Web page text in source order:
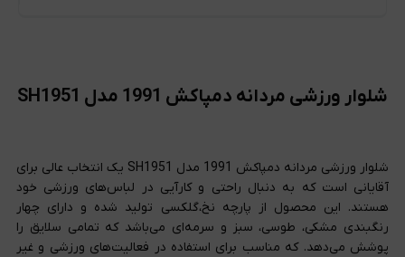
شلوار ورزشی مردانه دمپاکش 1991 مدل SH1951
شلوار ورزشی مردانه دمپاکش 1991 مدل SH1951 یک انتخاب عالی برای
آقایانی است که به دنبال راحتی و کارآیی در لباس‌های ورزشی خود
هستند. این محصول از پارچه نخ،گلکسی تولید شده و دارای چهار
رنگبندی مشکی، طوسی، سبز و سرمه‌ای می‌باشد که تمامی سلایق را
پوشش می‌دهد. که مناسب برای استفاده در فعالیت‌های ورزشی و غیر